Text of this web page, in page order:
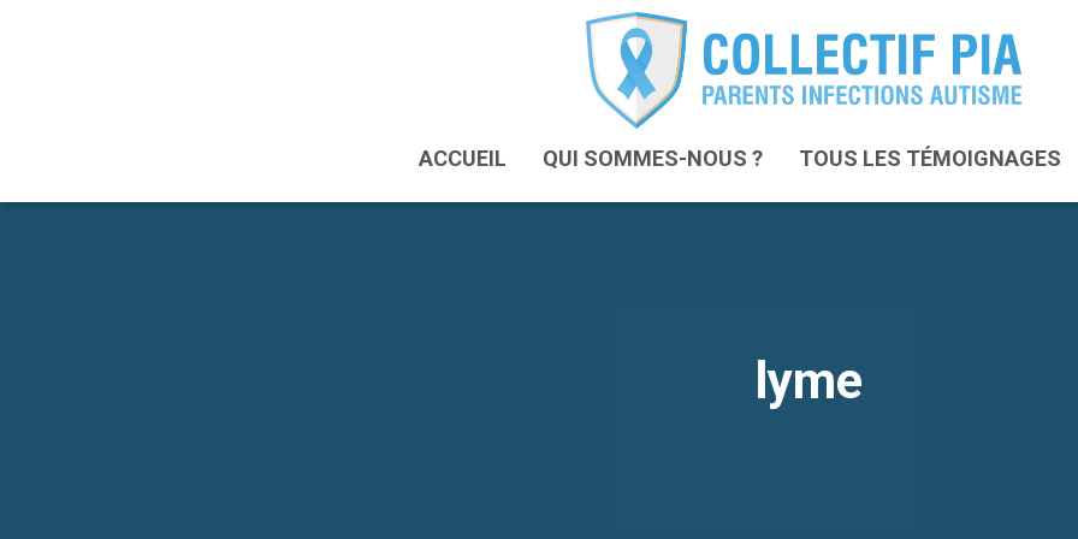
ACCUEIL QUI SOMMES-NOUS ? TOUS LES TÉMOIGNAGES
lyme